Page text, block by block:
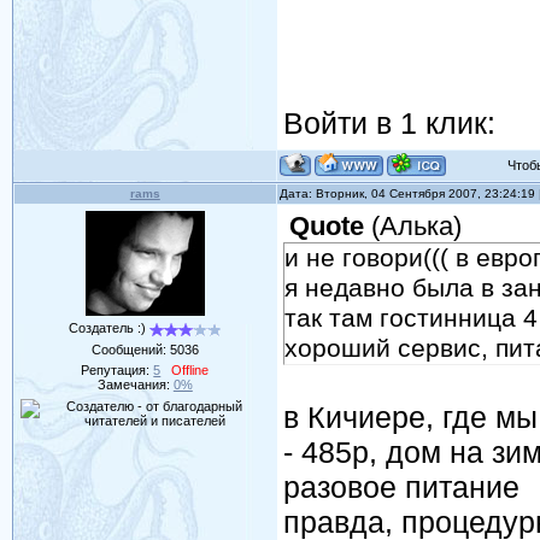
Войти в 1 клик:
rams Дата: Вторник, 04 Сентября 2007,
Создатель :)
Сообщений: 5036
Репутация:5
Offline
Замечания: 0%
Quote(Алька)
и не говори((( в
я недавно была в
так там гостинница
хороший сервис,
в Кичиере, где
- 485р, дом на
разовое питание
правда,